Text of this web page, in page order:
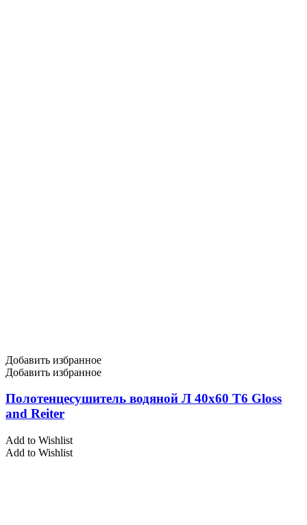
Добавить избранное
Добавить избранное
Полотенцесушитель водяной Л 40х60 Т6 Gloss
and Reiter
Add to Wishlist
Add to Wishlist